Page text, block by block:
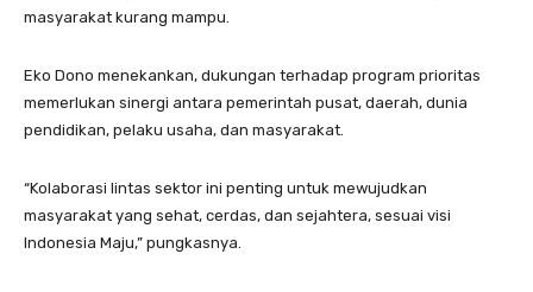
masyarakat kurang mampu.
Eko Dono menekankan, dukungan terhadap program prioritas
memerlukan sinergi antara pemerintah pusat, daerah, dunia
pendidikan, pelaku usaha, dan masyarakat.
“Kolaborasi lintas sektor ini penting untuk mewujudkan
masyarakat yang sehat, cerdas, dan sejahtera, sesuai visi
Indonesia Maju,” pungkasnya.